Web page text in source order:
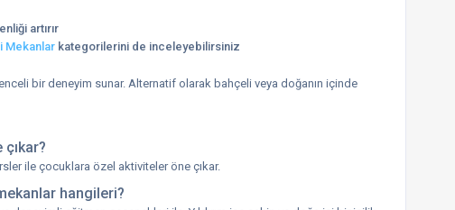
artırır
Mekanlarkategorilerini de inceleyebilirsiniz
bir deneyim sunar. Alternatif olarak bahçeli veya doğanın içinde
ile çocuklara özel aktiviteler öne çıkar.
hangileri?